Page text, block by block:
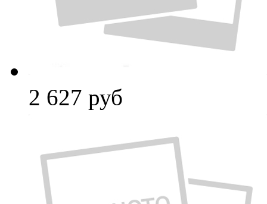
2 627 руб